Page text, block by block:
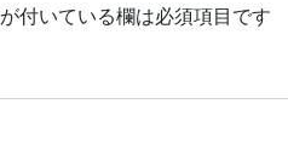
が付いている欄は必須項目です